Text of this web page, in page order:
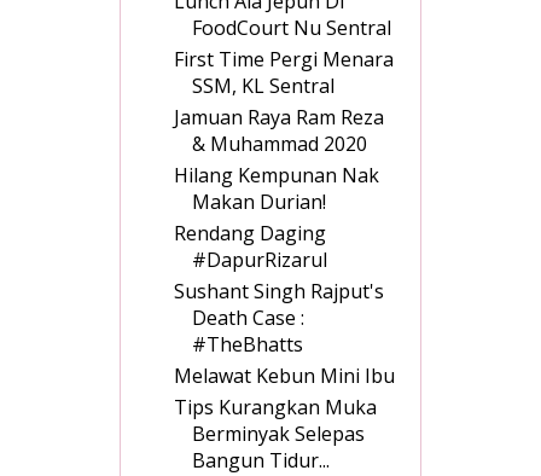
FoodCourt Nu Sentral
First Time Pergi Menara
SSM, KL Sentral
Jamuan Raya Ram Reza
& Muhammad 2020
Hilang Kempunan Nak
Makan Durian!
Rendang Daging
#DapurRizarul
Sushant Singh Rajput's
Death Case :
#TheBhatts
Melawat Kebun Mini Ibu
Tips Kurangkan Muka
Berminyak Selepas
Bangun Tidur...